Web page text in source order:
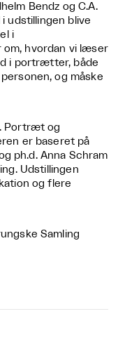
Bendz og C.A.
udstillingen blive
i
hvordan vi læser
i portrætter, både
og måske
Portræt og
er baseret på
ph.d. Anna Schram
Udstillingen
og flere
Samling